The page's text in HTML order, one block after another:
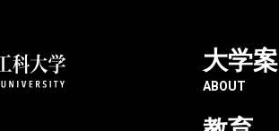
大学
ABOUT